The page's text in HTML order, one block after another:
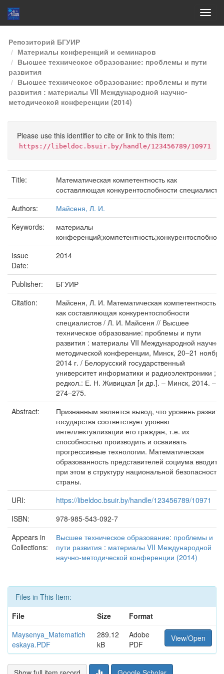
Skip
navigation
Репозиторий БГУИР
Материалы конференций и семинаров
Высшее техническое образование: проблемы и пути
развития
Высшее техническое образование: проблемы и пути
развития : материалы VII Международной научно-
методической конференции (2014)
Please use this identifier to cite or link to this item:
https://libeldoc.bsuir.by/handle/123456789/10971
Title:
Математическая компетентность как
составляющая конкурентоспобности
Authors:
Майсеня, Л. И.
Keywords:
материалы
Issue
Date:
2014
Publisher:
БГУИР
Citation:
Майсеня, Л. И. Математическая компетентность
как составляющая конкурентоспобности
специалистов / Л. И. Майсеня // Высшее
техническое образование: проблемы и пути
развития : материалы VII Международной научно-
методической конференции, Минск, 20–21 ноября
2014 г. / Белорусский государственный
университет информатики и радиоэлектроники ;
редкол.: Е. Н. Живицкая [и др.]. – Минск, 2014. –
274–275.
Abstract:
Признанным является вывод, что уровень
государства соответствует уровню
интеллектуализации его граждан, т.е. их
способностью производить и осваивать
прогрессивные технологии. Математическая
образованность представителей социума
при этом в структуру национальной безопасности
страны.
URI:
https://libeldoc.bsuir.by/handle/123456789/10971
ISBN:
978-985-543-092-7
Appears in
Collections:
Высшее техническое образование: проблемы и
пути развития : материалы VII Международной
научно-методической конференции (2014)
Files in This Item:
File
Size
Format
Maysenya_Matematich
eskaya.PDF
289.12
kB
Adobe
PDF
View/Open